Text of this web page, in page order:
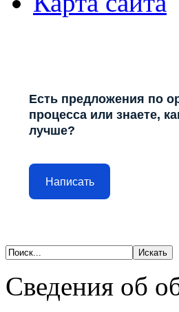
Есть предложения по
процесса или знаете,
лучше?
Написать
Сведения об